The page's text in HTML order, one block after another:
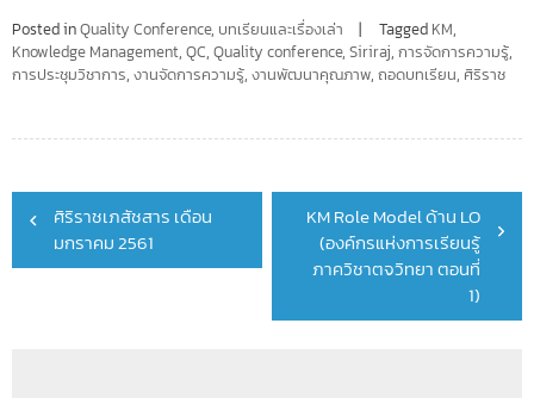
Posted inQuality Conference, บทเรียนและเรื่องเล่า Tagged KM,
Knowledge Management, QC, Quality conference, Siriraj, การจัดการความรู้,
การประชุมวิชาการ, งานจัดการความรู้, งานพัฒนาคุณภาพ, ถอดบทเรียน, ศิริราช
Post
navigation
ศิริราชเภสัชสาร เดือน
มกราคม 2561
KM Role Model ด้าน LO
(องค์กรแห่งการเรียนรู้
ภาควิชาตจวิทยา ตอนที่
1)